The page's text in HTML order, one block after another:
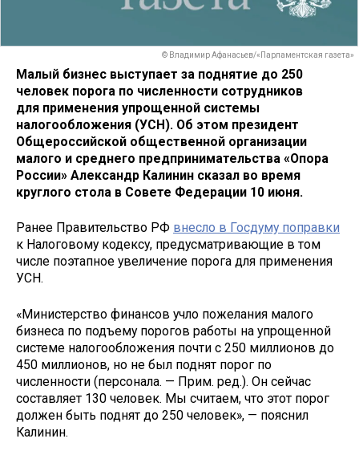
© Владимир Афанасьев/«Парламентская газета»
Малый бизнес выступает за поднятие до 250
человек порога по численности сотрудников
для применения упрощенной системы
налогообложения (УСН). Об этом президент
Общероссийской общественной организации
малого и среднего предпринимательства «Опора
России» Александр Калинин сказал во время
круглого стола в Совете Федерации 10 июня.
Ранее Правительство РФ внесло в Госдуму поправки
к Налоговому кодексу, предусматривающие в том
числе поэтапное увеличение порога для применения
УСН.
«Министерство финансов учло пожелания малого
бизнеса по подъему порогов работы на упрощенной
системе налогообложения почти с 250 миллионов до
450 миллионов, но не был поднят порог по
численности (персонала. — Прим. ред.). Он сейчас
составляет 130 человек. Мы считаем, что этот порог
должен быть поднят до 250 человек», — пояснил
Калинин.